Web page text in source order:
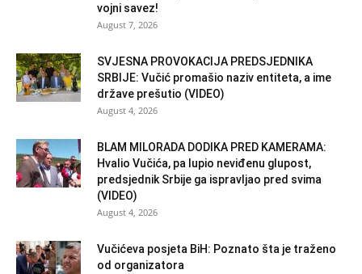
vojni savez!
August 7, 2026
SVJESNA PROVOKACIJA PREDSJEDNIKA
SRBIJE: Vučić promašio naziv entiteta, a ime
države prešutio (VIDEO)
August 4, 2026
BLAM MILORADA DODIKA PRED KAMERAMA:
Hvalio Vučića, pa lupio neviđenu glupost,
predsjednik Srbije ga ispravljao pred svima
(VIDEO)
August 4, 2026
Vučićeva posjeta BiH: Poznato šta je traženo
od organizatora